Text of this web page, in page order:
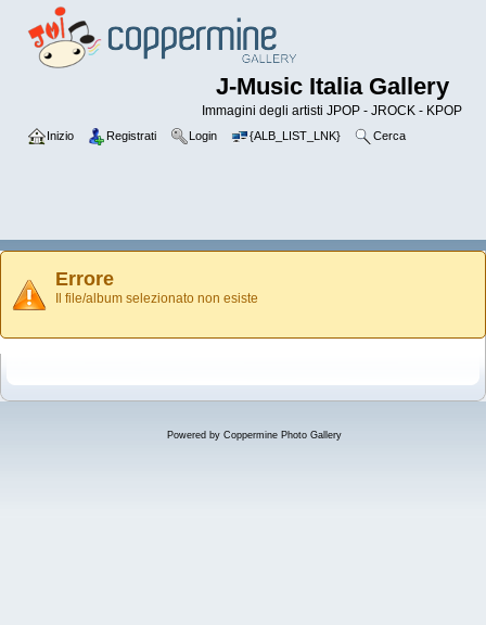
J-Music Italia Gallery
Immagini degli artisti JPOP - JROCK - KPOP
Inizio Registrati Login {ALB_LIST_LNK} Cerca
Errore
Il file/album selezionato non esiste
Powered by Coppermine Photo Gallery